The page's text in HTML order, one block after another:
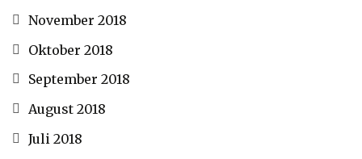
November 2018
Oktober 2018
September 2018
August 2018
Juli 2018